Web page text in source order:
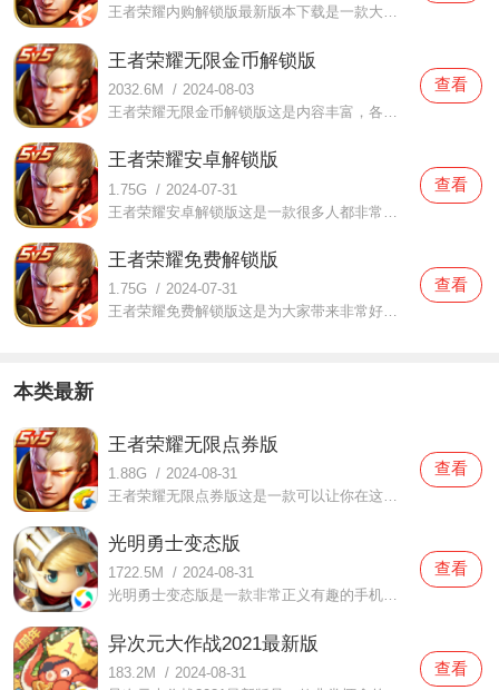
王者荣耀内购解锁版最新版本下载是一款大型对战MOBA手游。在这款王者荣耀内购解锁版最新版本下载中相信都是玩家们非常喜欢的，原汁原味的操作体验，超公平的5v5竞技体验，随时都可以来一把排位赛，邀请你的小伙伴们来一起组队开黑，随时都可以感受更加热血的对抗体验哦。还没
王者荣耀无限金币解锁版
2032.6M / 2024-08-03
查看
王者荣耀安卓解锁版
1.75G / 2024-07-31
查看
王者荣耀免费解锁版
1.75G / 2024-07-31
王者荣耀免费解锁版这是为大家带来非常好的游戏战斗体验的手机软件，在这里的各种内容都可以为你带来很多的精彩战斗，这里有最要看的游戏建模，有最好的游戏设计内容和玩法，而且在这里还可以自由的去进行多种内容的互动，大家在这里还可以进行多种关系的处理非常的有趣，
查看
本类最新
王者荣耀无限点券版
1.88G / 2024-08-31
王者荣耀无限点券版这是一款可以让你在这里感受到很多不一样的战斗内容，可以自由的去欣赏体验的手机游戏，在这里的角色都非常的酷炫帅气，而且还有很多的皮肤内容可以自由的去选择感受，大家在这里可以自由的去欣赏到很多优质的战斗内容，各种最还哦啊看的战斗技能也随之
查看
光明勇士变态版
1722.5M / 2024-08-31
光明勇士变态版是一款非常正义有趣的手机游戏，光明勇士变态版这款游戏里的角色装扮都非常可爱，有趣的游戏画风，可以让玩家们的游戏感受更加舒适，并且游戏玩家们还可以直接通过这款游戏去丛林冒险，超多种游戏阻碍让你去闯关！如果你非常想要玩这款游戏的话可以直接来下
查看
异次元大作战2021最新版
183.2M / 2024-08-31
查看